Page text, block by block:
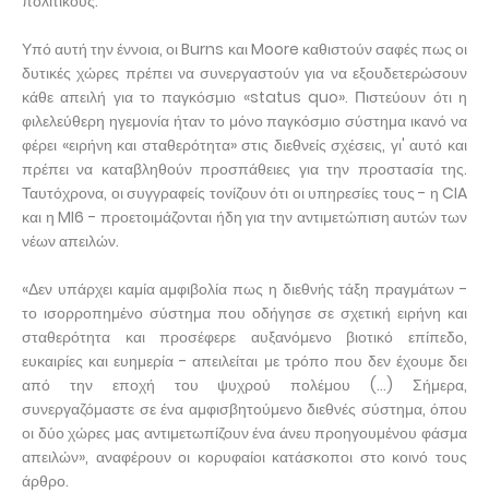
Υπό αυτή την έννοια, οι Burns και Moore καθιστούν σαφές πως οι
δυτικές χώρες πρέπει να συνεργαστούν για να εξουδετερώσουν
κάθε απειλή για το παγκόσμιο «status quo». Πιστεύουν ότι η
φιλελεύθερη ηγεμονία ήταν το μόνο παγκόσμιο σύστημα ικανό να
φέρει «ειρήνη και σταθερότητα» στις διεθνείς σχέσεις, γι' αυτό και
πρέπει να καταβληθούν προσπάθειες για την προστασία της.
Ταυτόχρονα, οι συγγραφείς τονίζουν ότι οι υπηρεσίες τους - η CIA
και η MI6 - προετοιμάζονται ήδη για την αντιμετώπιση αυτών των
νέων απειλών.
«Δεν υπάρχει καμία αμφιβολία πως η διεθνής τάξη πραγμάτων -
το ισορροπημένο σύστημα που οδήγησε σε σχετική ειρήνη και
σταθερότητα και προσέφερε αυξανόμενο βιοτικό επίπεδο,
ευκαιρίες και ευημερία - απειλείται με τρόπο που δεν έχουμε δει
από την εποχή του ψυχρού πολέμου (...) Σήμερα,
συνεργαζόμαστε σε ένα αμφισβητούμενο διεθνές σύστημα, όπου
οι δύο χώρες μας αντιμετωπίζουν ένα άνευ προηγουμένου φάσμα
απειλών», αναφέρουν οι κορυφαίοι κατάσκοποι στο κοινό τους
άρθρο.